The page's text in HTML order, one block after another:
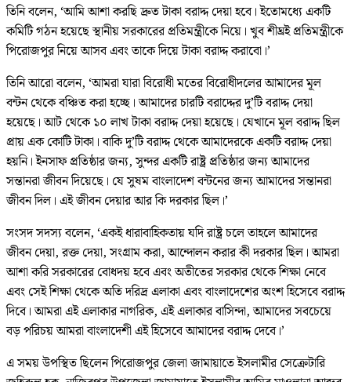
তিনি বলেন, ‘আমি আশা করছি দ্রুত টাকা বরাদ্দ দেয়া হবে। ইতোমধ্যে একটি
কমিটি গঠন হয়েছে স্থানীয় সরকারের প্রতিমন্ত্রীকে নিয়ে। খুব শীঘ্রই প্রতিমন্ত্রীকে
পিরোজপুর নিয়ে আসব এবং তাকে দিয়ে টাকা বরাদ্দ করাবো।’
তিনি আরো বলেন, ‘আমরা যারা বিরোধী মতের বিরোধীদলের আমাদের মূল
বন্টন থেকে বঞ্চিত করা হচ্ছে। আমাদের চারটি বরাদ্দের দু’টি বরাদ্দ দেয়া
হয়েছে। আট থেকে ১০ লাখ টাকা বরাদ্দ দেয়া হয়েছে। যেখানে মূল বরাদ্দ ছিল
প্রায় এক কোটি টাকা। বাকি দু’টি বরাদ্দ থেকে আমাদেরকে একটি বরাদ্দ দেয়া
হয়নি। ইনসাফ প্রতিষ্ঠার জন্য, সুন্দর একটি রাষ্ট্র প্রতিষ্ঠার জন্য আমাদের
সন্তানরা জীবন দিয়েছে। যে সুষম বাংলাদেশ বন্টনের জন্য আমাদের সন্তানরা
জীবন দিল। এই জীবন দেয়ার আর কি দরকার ছিল।’
সংসদ সদস্য বলেন, ‘একই ধারাবাহিকতায় যদি রাষ্ট্র চলে তাহলে আমাদের
জীবন দেয়া, রক্ত দেয়া, সংগ্রাম করা, আন্দোলন করার কী দরকার ছিল। আমরা
আশা করি সরকারের বোধদয় হবে এবং অতীতের সরকার থেকে শিক্ষা নেবে
এবং সেই শিক্ষা থেকে অতি দরিদ্র এলাকা এবং বাংলাদেশের অংশ হিসেবে বরাদ্দ
দিবে। আমরা এই এলাকার নাগরিক, এই এলাকার বাসিন্দা, আমাদের সবচেয়ে
বড় পরিচয় আমরা বাংলাদেশী এই হিসেবে আমাদের বরাদ্দ দেবে।’
এ সময় উপস্থিত ছিলেন পিরোজপুর জেলা জামায়াতে ইসলামীর সেক্রেটারি